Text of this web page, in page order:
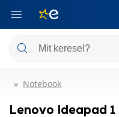
Notebook
Lenovo Ideapad 1